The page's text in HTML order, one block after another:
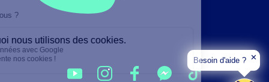
Besoin d'aide ? ✕